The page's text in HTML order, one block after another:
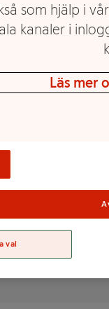
Passar utmärkt att
kyckling*, salt,
% av
som hjälp i
kanaler i
Läs mer
val